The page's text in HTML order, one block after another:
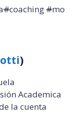
#coaching#mo
)
Academica
la cuenta